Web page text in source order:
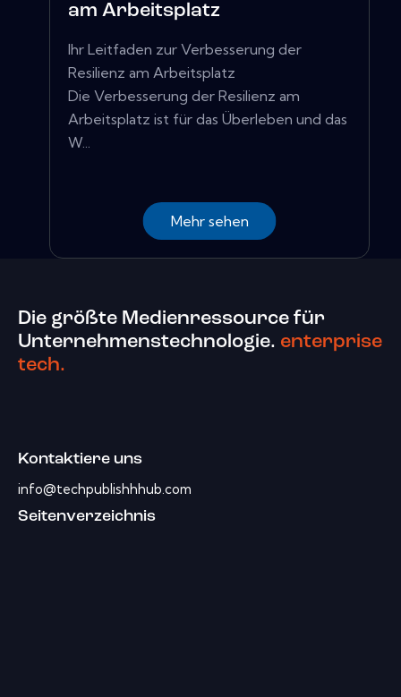
am Arbeitsplatz
Ihr Leitfaden zur Verbesserung der
Resilienz am Arbeitsplatz
Die Verbesserung der Resilienz am
Arbeitsplatz ist für das Überleben und das
W...
Mehr sehen
Die größte Medienressource für
Unternehmenstechnologie. enterprise
tech.
Kontaktiere uns
info@techpublishhhub.com
Seitenverzeichnis